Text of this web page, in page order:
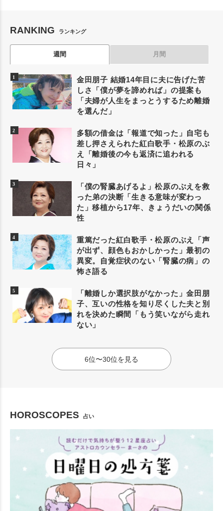
RANKING ランキング
週間 月間
金田朋子 結婚14年目に夫に告げた苦
しさ「僕が夢を諦めれば」の提案も
「夫婦が人生をまっとうするため離婚
を選んだ」
多額の借金は「報道で知った」自宅も
差し押さえられた紅白歌手・松原のぶ
え「離婚後の今も返済に追われる
日々」
「僕の腎臓あげるよ」松原のぶえを救
った弟の決断「生きる意味が変わっ
た」移植から17年、きょうだいの関係
性
重篤だった紅白歌手・松原のぶえ「声
が出ず、顔色もおかしかった」最初の
異変。自覚症状のない「腎臓の病」の
怖さ語る
「離婚しか選択肢がなかった」金田朋
子、互いの性格を知り尽くした夫と別
れを決めた瞬間「もう笑いながら走れ
ない」
6位〜30位を見る
HOROSCOPES 占い